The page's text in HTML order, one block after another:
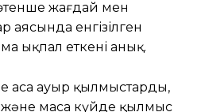
жағдай мен
аясында енгізілген
ықпал еткені анық.
аса ауыр қылмыстардың,
масаң күйде қылмыс